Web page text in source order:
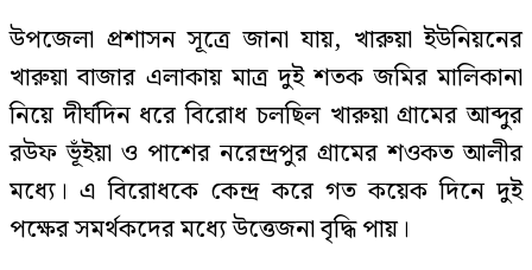
উপজেলা প্রশাসন সূত্রে জানা যায়, খারুয়া ইউনিয়নের
খারুয়া বাজার এলাকায় মাত্র দুই শতক জমির মালিকানা
নিয়ে দীর্ঘদিন ধরে বিরোধ চলছিল খারুয়া গ্রামের আব্দুর
রউফ ভূঁইয়া ও পাশের নরেন্দ্রপুর গ্রামের শওকত আলীর
মধ্যে। এ বিরোধকে কেন্দ্র করে গত কয়েক দিনে দুই
পক্ষের সমর্থকদের মধ্যে উত্তেজনা বৃদ্ধি পায়।